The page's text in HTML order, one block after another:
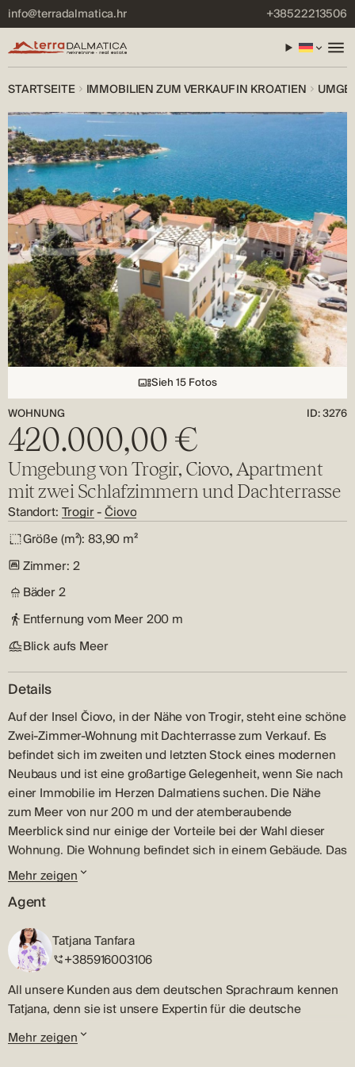
info@terradalmatica.hr +38522213506
STARTSEITE IMMOBILIEN ZUM VERKAUF IN KROATIEN
Sieh 15 Fotos
WOHNUNG
ID: 3276
420.000,00 €
Umgebung von Trogir, Ciovo, Apartment
mit zwei Schlafzimmern und Dachterrasse
Standort: Trogir-Čiovo
Größe (m²): 83,90 m²
Zimmer: 2
Bäder2
Entfernung vom Meer200 m
Blick aufs Meer
Details
Auf der Insel Čiovo, in der Nähe von Trogir, steht eine schöne
Zwei-Zimmer-Wohnung mit Dachterrasse zum Verkauf. Es
befindet sich im zweiten und letzten Stock eines modernen
Neubaus und ist eine großartige Gelegenheit, wenn Sie nach
einer Immobilie im Herzen Dalmatiens suchen. Die Nähe
zum Meer von nur 200 m und der atemberaubende
Meerblick sind nur einige der Vorteile bei der Wahl dieser
Wohnung. Die Wohnung befindet sich in einem Gebäude. Das
Gebäude verfügt über insgesamt sechs Wohneinheiten,
verteilt auf drei oberirdische Geschosse und eine Tiefgarage.
Die Wohnung A5 besteht aus einer Wohnfläche von 55,2 m2,
einer überdachten Terrasse von 19,20 m2 und einer
Dachterrasse von 76,40 m2. Der Wohnbereich besteht aus
Flur, Küche und Wohnzimmer als Ganzes, zwei
Schlafzimmern, eines davon mit eigenem Bad, und weiteren
Badezimmern. Vom Wohnzimmer aus gelangt man auf eine
geräumige, überdachte Terrasse von 19,2 m2 mit
wunderschönem Meerblick. Über eine gemeinsame Treppe
Mehr zeigen
Agent
Tatjana Tanfara
+385916003106
All unsere Kunden aus dem deutschen Sprachraum kennen
Tatjana, denn sie ist unsere Expertin für die deutsche
Sprache.
Mehr zeigen